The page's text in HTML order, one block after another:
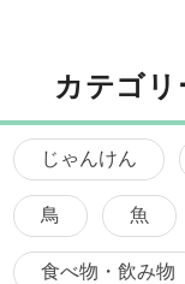
カテゴ
じゃんけん
鳥 魚
食べ物・飲み物